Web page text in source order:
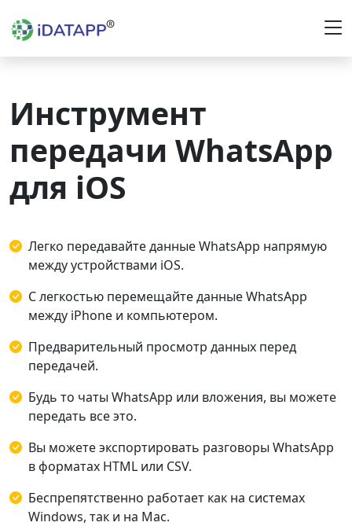
Инструмент
передачи WhatsApp
для iOS
Легко передавайте данные WhatsApp напрямую
между устройствами iOS.
С легкостью перемещайте данные WhatsApp
между iPhone и компьютером.
Предварительный просмотр данных перед
передачей.
Будь то чаты WhatsApp или вложения, вы можете
передать все это.
Вы можете экспортировать разговоры WhatsApp
в форматах HTML или CSV.
Беспрепятственно работает как на системах
Windows, так и на Mac.